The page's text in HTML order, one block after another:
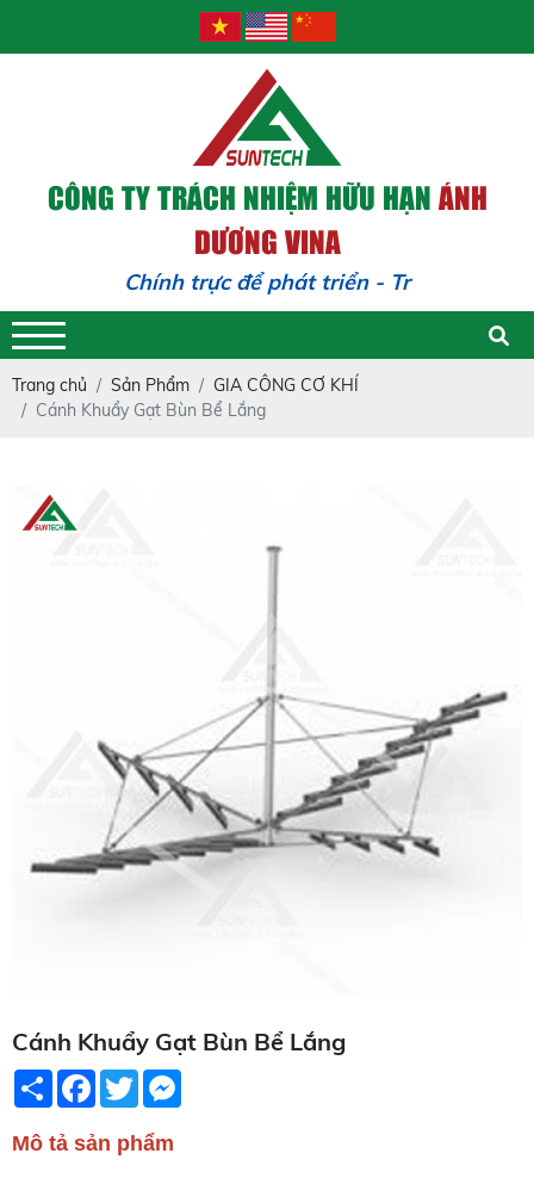
CÔNG TY TRÁCH NHIỆM HỮU HẠNÁNH
DƯƠNG VINA
Chính trực để phát triển - Trách nhiệ
Trang chủ Sản Phẩm
GIA CÔNG CƠ KHÍ
Cánh Khuẩy Gạt Bùn Bể Lắng
Cánh Khuẩy Gạt Bùn Bể Lắng
Share Facebook
Twitter
Mô tả sản phẩm